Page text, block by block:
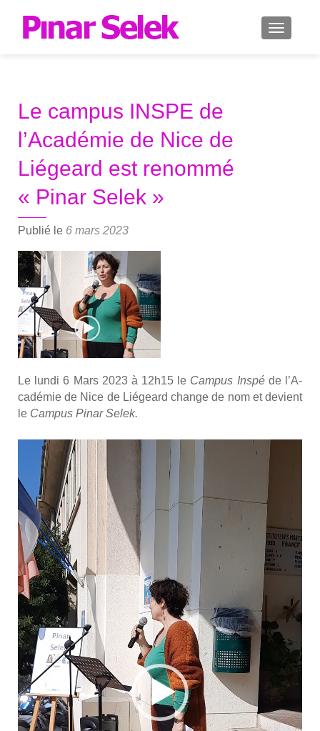
Le campus INSPE de
l’Académie de Nice de
Liégeard est renommé
« Pinar Selek »
Publié le 6 mars 2023
Le lun­di 6 Mars 2023 à 12h15 le Cam­pus Ins­péde l’A­
ca­dé­mie de Nice de Lié­geard change de nom et devient
le Cam­pus Pinar Selek.
Lecteur
vidéo